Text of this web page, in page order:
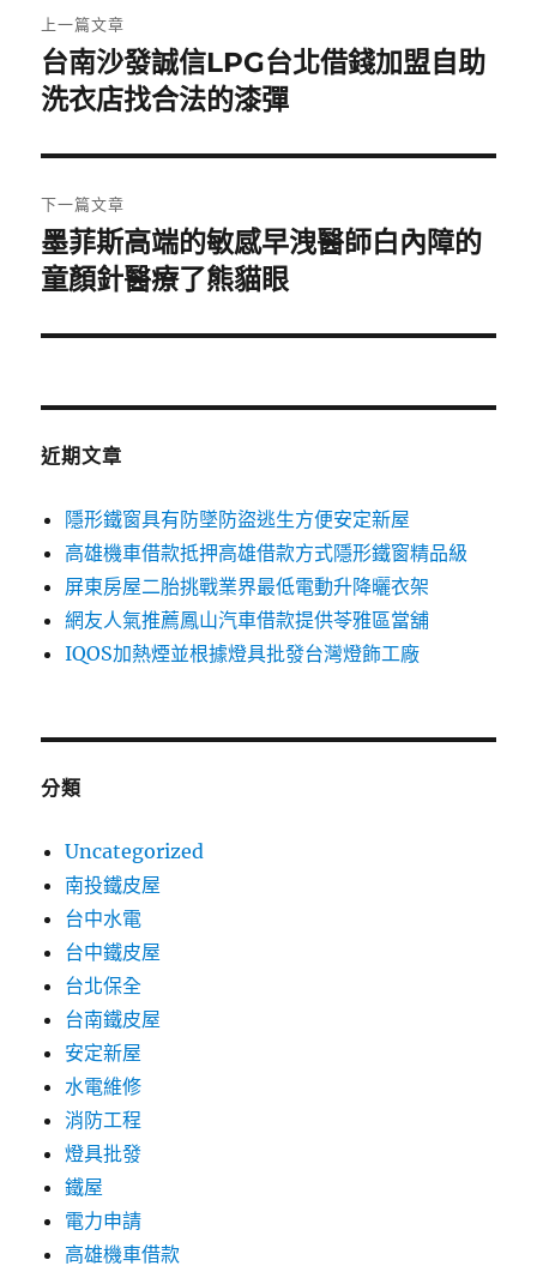
章
導
覽
上一篇文章
上
一
文
章:
台南沙發誠信LPG台北借錢加盟自助
洗衣店找合法的漆彈
下一篇文章
下
一
文
墨菲斯高端的敏感早洩醫師白內障的
童顏針醫療了熊貓眼
近期文章
隱形鐵窗具有防墜防盜逃生方便安定新屋
高雄機車借款抵押高雄借款方式隱形鐵窗精品級
屏東房屋二胎挑戰業界最低電動升降曬衣架
網友人氣推薦鳳山汽車借款提供苓雅區當舖
IQOS加熱煙並根據燈具批發台灣燈飾工廠
分類
Uncategorized
南投鐵皮屋
台中水電
台中鐵皮屋
台北保全
台南鐵皮屋
安定新屋
水電維修
消防工程
燈具批發
鐵屋
電力申請
高雄機車借款